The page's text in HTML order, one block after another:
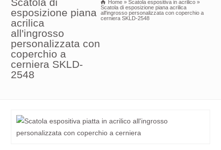
esposizione piana
acrilica
all'ingrosso
personalizzata con
coperchio a
cerniera SKLD-
2548
Home » Scatola espositiva in acrilico »
Scatola di esposizione piana acrilica
all'ingrosso personalizzata con coperchio a
cerniera SKLD-2548